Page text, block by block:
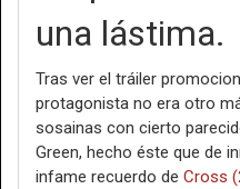
una lástima.
Tras ver el tráiler
protagonista no era otro
sosainas con cierto
Green, hecho éste que de
infame recuerdo de Cross